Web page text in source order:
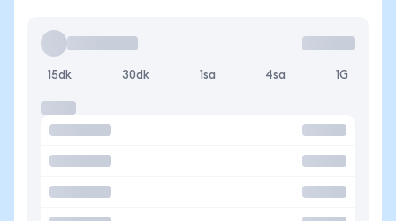
15dk 30dk 1sa 4sa 1G